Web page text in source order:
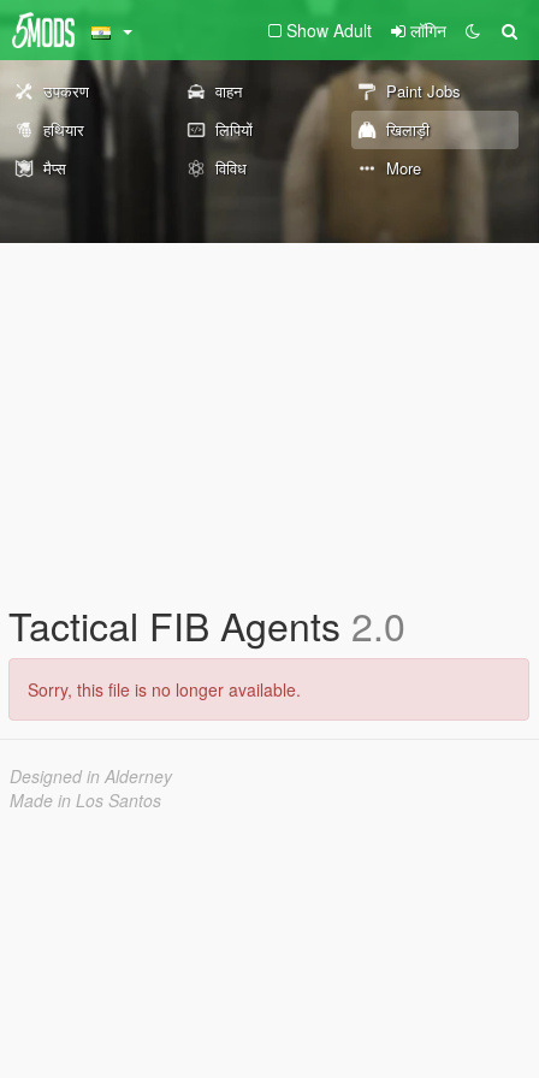
Show Adult लॉगिन
उपकरण वाहन
Paint Jobs
हथियार
लिपियों
खिलाड़ी
मैप्स
विविध More
Tactical FIB Agents 2.0
Sorry, this file is no longer available.
Designed in Alderney
Made in Los Santos